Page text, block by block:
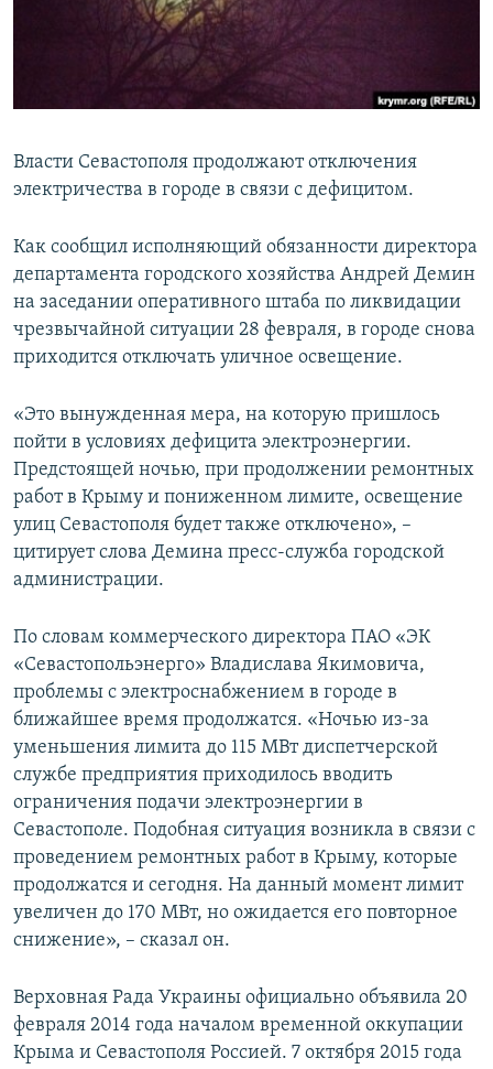
ПОБЕДИТЕЛЕЙ НЕ СУДЯТ?
КРЫМ.НЕПОКОРЕННЫЙ
ПРИСОЕДИНЯЙТЕСЬ!
Все сайты RFE/RL
Власти Севастополя продолжают отключения
электричества в городе в связи с дефицитом.
Как сообщил исполняющий обязанности директора
департамента городского хозяйства Андрей Демин
на заседании оперативного штаба по ликвидации
чрезвычайной ситуации 28 февраля, в городе снова
приходится отключать уличное освещение.
«Это вынужденная мера, на которую пришлось
пойти в условиях дефицита электроэнергии.
Предстоящей ночью, при продолжении ремонтных
работ в Крыму и пониженном лимите, освещение
улиц Севастополя будет также отключено», –
цитирует слова Демина пресс-служба городской
администрации.
По словам коммерческого директора ПАО «ЭК
«Севастопольэнерго» Владислава Якимовича,
проблемы с электроснабжением в городе в
ближайшее время продолжатся. «Ночью из-за
уменьшения лимита до 115 МВт диспетчерской
службе предприятия приходилось вводить
ограничения подачи электроэнергии в
Севастополе. Подобная ситуация возникла в связи с
проведением ремонтных работ в Крыму, которые
продолжатся и сегодня. На данный момент лимит
увеличен до 170 МВт, но ожидается его повторное
снижение», – сказал он.
Верховная Рада Украины официально объявила 20
февраля 2014 года началом временной оккупации
Крыма и Севастополя Россией. 7 октября 2015 года